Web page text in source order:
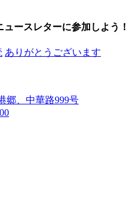
ースレターに参加しよう！
ありがとうございます
郷、中華路999号